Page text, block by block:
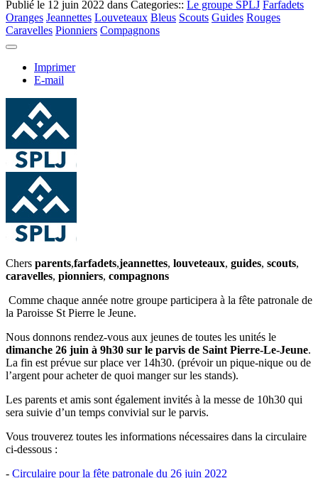
Publié le 12 juin 2022 dans Categories:: Le groupe SPLJ Farfadets
Oranges Jeannettes Louveteaux Bleus Scouts Guides Rouges
Caravelles Pionniers Compagnons
Imprimer
E-mail
Chers parents,farfadets,jeannettes, louveteaux, guides, scouts,
caravelles, pionniers, compagnons
Comme chaque année notre groupe participera à la fête patronale de
la Paroisse St Pierre le Jeune.
Nous donnons rendez-vous aux jeunes de toutes les unités le
dimanche 26 juin à 9h30 sur le parvis de Saint Pierre-Le-Jeune.
La fin est prévue sur place ver 14h30. (prévoir un pique-nique ou de
l’argent pour acheter de quoi manger sur les stands).
Les parents et amis sont également invités à la messe de 10h30 qui
sera suivie d’un temps convivial sur le parvis.
Vous trouverez toutes les informations nécessaires dans la circulaire
ci-dessous :
- Circulaire pour la fête patronale du 26 juin 2022